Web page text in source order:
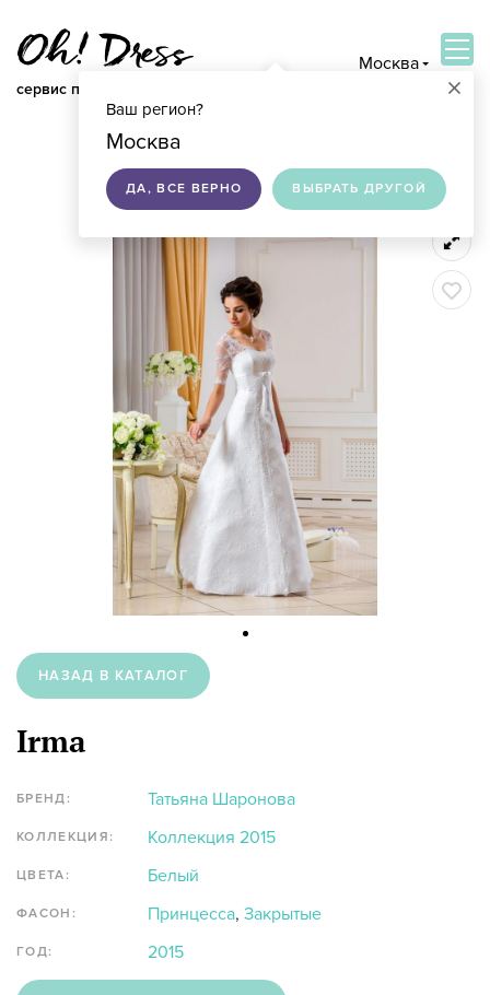
сервис по подбору свадебных платьев
Москва
×
Ваш регион?
Москва
ДА, ВСЕ ВЕРНО ВЫБРАТЬ ДРУГОЙ
НАЗАД В КАТАЛОГ
Irma
БРЕНД: Татьяна Шаронова
КОЛЛЕКЦИЯ: Коллекция 2015
ЦВЕТА: Белый
ФАСОН: Принцесса, Закрытые
ГОД: 2015